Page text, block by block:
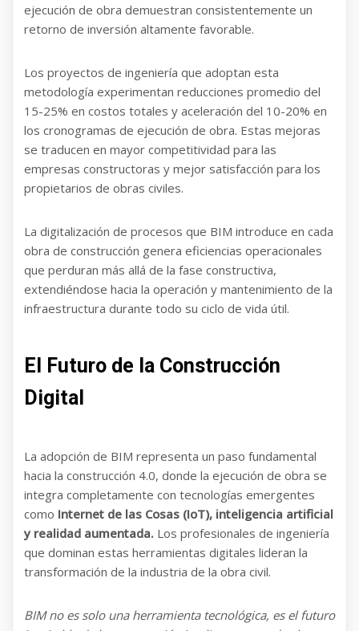
ejecución de obra demuestran consistentemente un
retorno de inversión altamente favorable.
Los proyectos de ingeniería que adoptan esta
metodología experimentan reducciones promedio del
15-25% en costos totales y aceleración del 10-20% en
los cronogramas de ejecución de obra. Estas mejoras
se traducen en mayor competitividad para las
empresas constructoras y mejor satisfacción para los
propietarios de obras civiles.
La digitalización de procesos que BIM introduce en cada
obra de construcción genera eficiencias operacionales
que perduran más allá de la fase constructiva,
extendiéndose hacia la operación y mantenimiento de la
infraestructura durante todo su ciclo de vida útil.
El Futuro de la Construcción
Digital
La adopción de BIM representa un paso fundamental
hacia la construcción 4.0, donde la ejecución de obra se
integra completamente con tecnologías emergentes
como Internet de las Cosas (IoT), inteligencia artificial
y realidad aumentada. Los profesionales de ingeniería
que dominan estas herramientas digitales lideran la
transformación de la industria de la obra civil.
BIM no es solo una herramienta tecnológica, es el futuro